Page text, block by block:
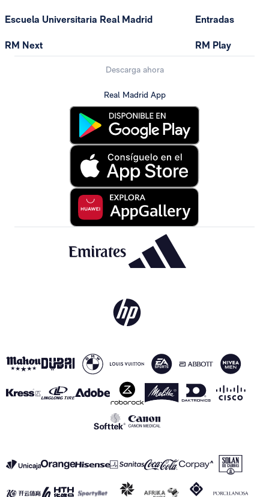
Escuela Universitaria Real Madrid
RM Next
Entradas
RM Play
Descarga ahora
Real Madrid App